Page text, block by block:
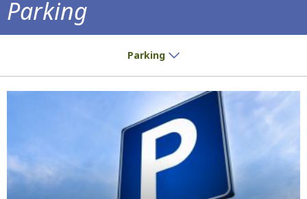
Parking
Parking